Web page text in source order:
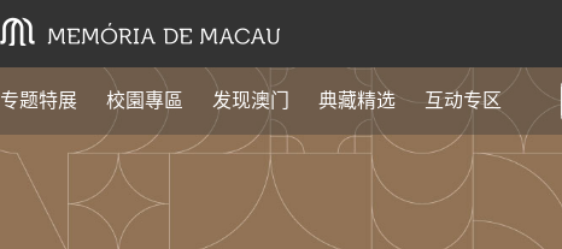
专题特展 校園專區 发现澳门 典藏精选 互动专区